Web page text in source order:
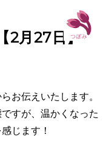
2月27日】
お伝えいたします。
すが、温かくなった
じます！